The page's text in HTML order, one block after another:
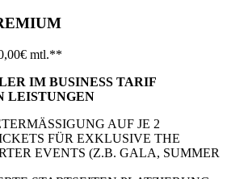
mtl.**
IM BUSINESS TARIF
LEISTUNGEN
AUF JE 2
FÜR EXKLUSIVE THE
EVENTS (Z.B. GALA, SUMMER